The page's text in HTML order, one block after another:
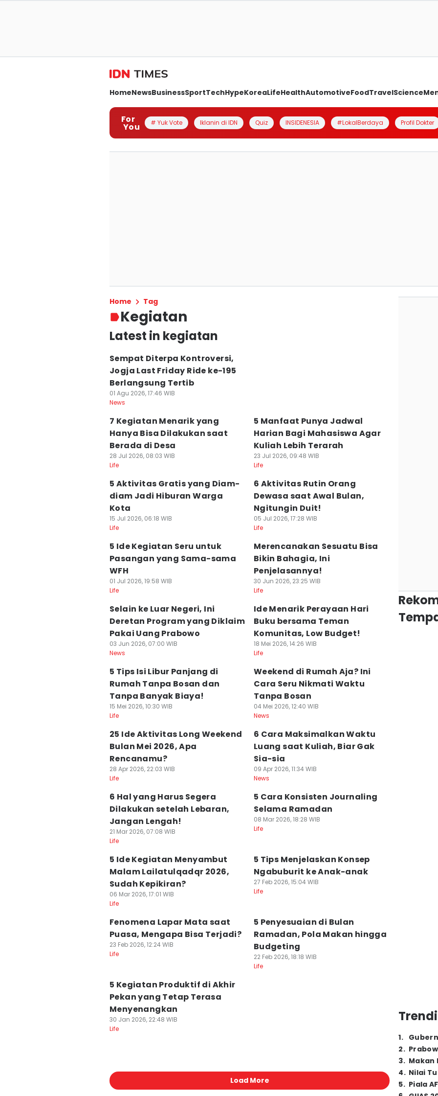
HomeNewsBusinessSportTechHypeKoreaLifeHealthAutomotiveFoodTravelScience
For
You # Yuk Vote Iklanin di IDN Quiz INSIDENESIA #LokalBerdaya Profil Dokter
Home Tag
Kegiatan
Latest in kegiatan
Sempat Diterpa Kontroversi,
Jogja Last Friday Ride ke-195
Berlangsung Tertib
01 Agu 2026, 17:46 WIB
News
7 Kegiatan Menarik yang
Hanya Bisa Dilakukan saat
Berada di Desa
28 Jul 2026, 08:03 WIB
Life
5 Manfaat Punya Jadwal
Harian Bagi Mahasiswa Agar
Kuliah Lebih Terarah
23 Jul 2026, 09:48 WIB
Life
5 Aktivitas Gratis yang Diam-
diam Jadi Hiburan Warga
Kota
15 Jul 2026, 06:18 WIB
Life
6 Aktivitas Rutin Orang
Dewasa saat Awal Bulan,
Ngitungin Duit!
05 Jul 2026, 17:28 WIB
Life
5 Ide Kegiatan Seru untuk
Pasangan yang Sama-sama
WFH
01 Jul 2026, 19:58 WIB
Life
Merencanakan Sesuatu Bisa
Bikin Bahagia, Ini
Penjelasannya!
30 Jun 2026, 23:25 WIB
Life
Selain ke Luar Negeri, Ini
Deretan Program yang Diklaim
Pakai Uang Prabowo
03 Jun 2026, 07:00 WIB
News
Ide Menarik Perayaan Hari
Buku bersama Teman
Komunitas, Low Budget!
18 Mei 2026, 14:26 WIB
Life
5 Tips Isi Libur Panjang di
Rumah Tanpa Bosan dan
Tanpa Banyak Biaya!
15 Mei 2026, 10:30 WIB
Life
Weekend di Rumah Aja? Ini
Cara Seru Nikmati Waktu
Tanpa Bosan
04 Mei 2026, 12:40 WIB
News
25 Ide Aktivitas Long Weekend
Bulan Mei 2026, Apa
Rencanamu?
28 Apr 2026, 22:03 WIB
Life
6 Cara Maksimalkan Waktu
Luang saat Kuliah, Biar Gak
Sia-sia
09 Apr 2026, 11:34 WIB
News
6 Hal yang Harus Segera
Dilakukan setelah Lebaran,
Jangan Lengah!
21 Mar 2026, 07:08 WIB
Life
5 Cara Konsisten Journaling
Selama Ramadan
08 Mar 2026, 18:28 WIB
Life
5 Ide Kegiatan Menyambut
Malam Lailatulqadqr 2026,
Sudah Kepikiran?
06 Mar 2026, 17:01 WIB
Life
5 Tips Menjelaskan Konsep
Ngabuburit ke Anak-anak
27 Feb 2026, 15:04 WIB
Life
Fenomena Lapar Mata saat
Puasa, Mengapa Bisa Terjadi?
23 Feb 2026, 12:24 WIB
Life
5 Penyesuaian di Bulan
Ramadan, Pola Makan hingga
Budgeting
22 Feb 2026, 18:18 WIB
Life
5 Kegiatan Produktif di Akhir
Pekan yang Tetap Terasa
Menyenangkan
30 Jan 2026, 22:48 WIB
Life
Load More
1.
2.
3. Makan
4. Nilai
5. Piala